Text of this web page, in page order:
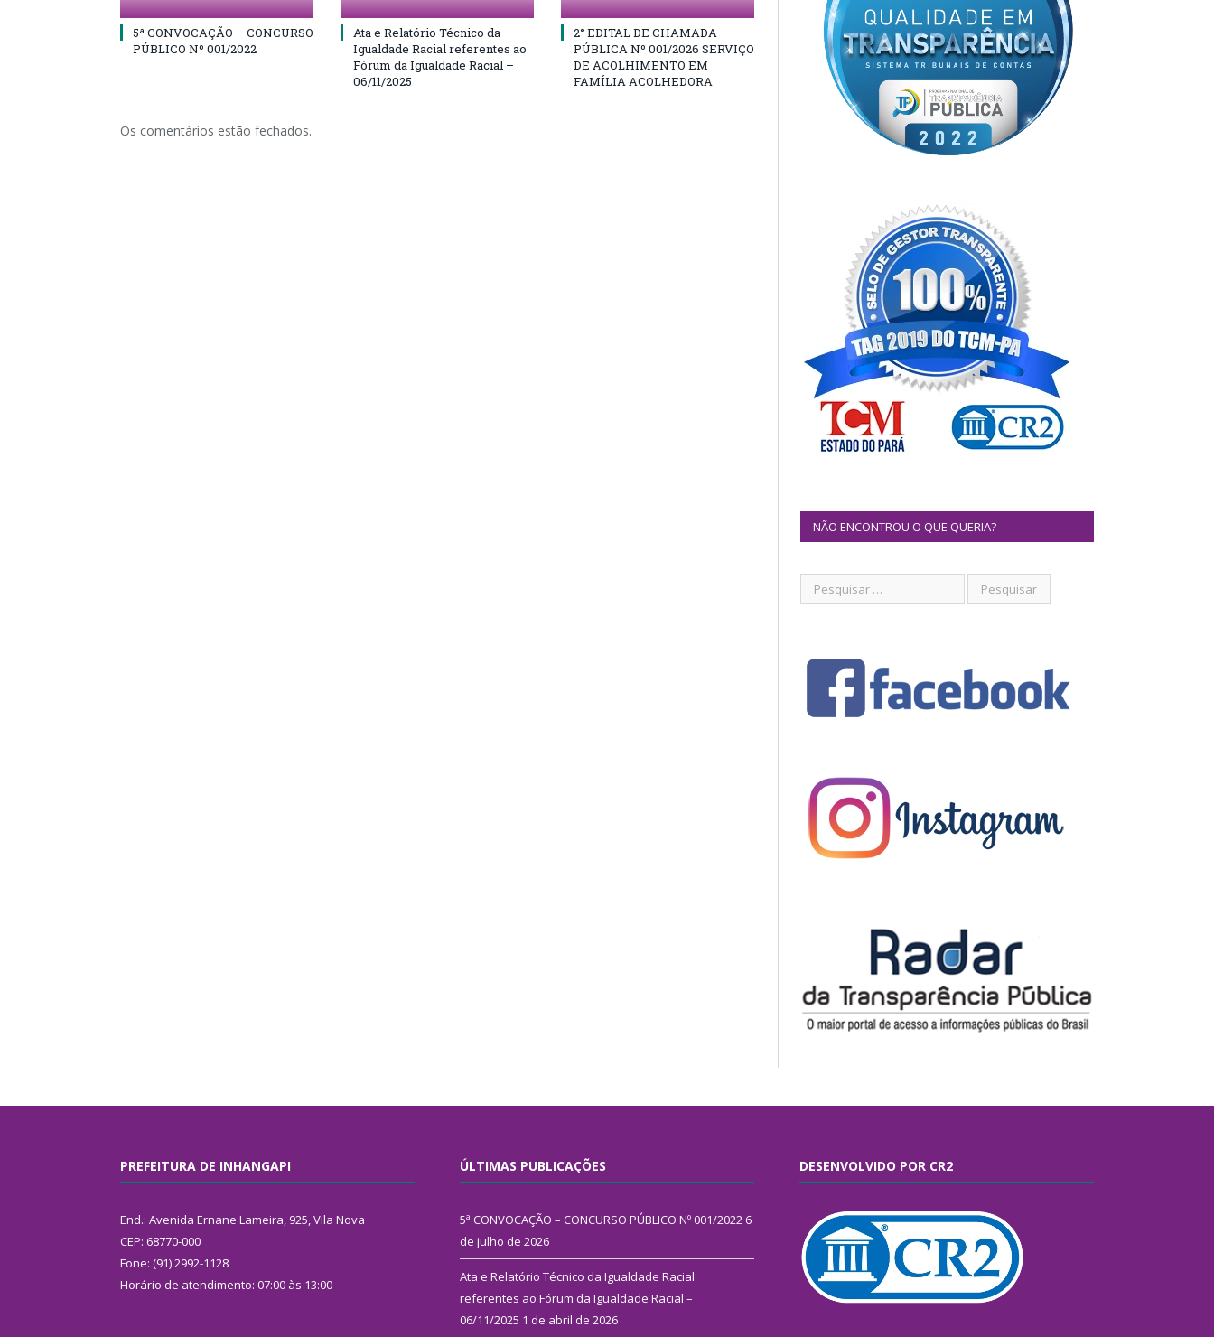
5ª CONVOCAÇÃO – CONCURSO
PÚBLICO Nº 001/2022
Ata e Relatório Técnico da
Igualdade Racial referentes ao
Fórum da Igualdade Racial –
06/11/2025
2° EDITAL DE CHAMADA
PÚBLICA Nº 001/2026 SERVIÇO
DE ACOLHIMENTO EM
FAMÍLIA ACOLHEDORA
Os comentários estão fechados.
NÃO ENCONTROU O QUE QUERIA?
PREFEITURA DE INHANGAPI
End.: Avenida Ernane Lameira, 925, Vila Nova
CEP: 68770-000
Fone: (91) 2992-1128
Horário de atendimento: 07:00 às 13:00
ÚLTIMAS PUBLICAÇÕES
5ª CONVOCAÇÃO – CONCURSO PÚBLICO Nº 001/2022 6
de julho de 2026
Ata e Relatório Técnico da Igualdade Racial
referentes ao Fórum da Igualdade Racial –
06/11/2025 1 de abril de 2026
DESENVOLVIDO POR CR2